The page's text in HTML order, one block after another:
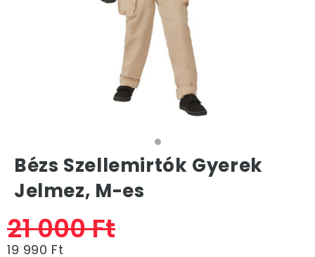
Bézs Szellemirtók Gyerek
Jelmez, M-es
21 000 Ft
19 990 Ft